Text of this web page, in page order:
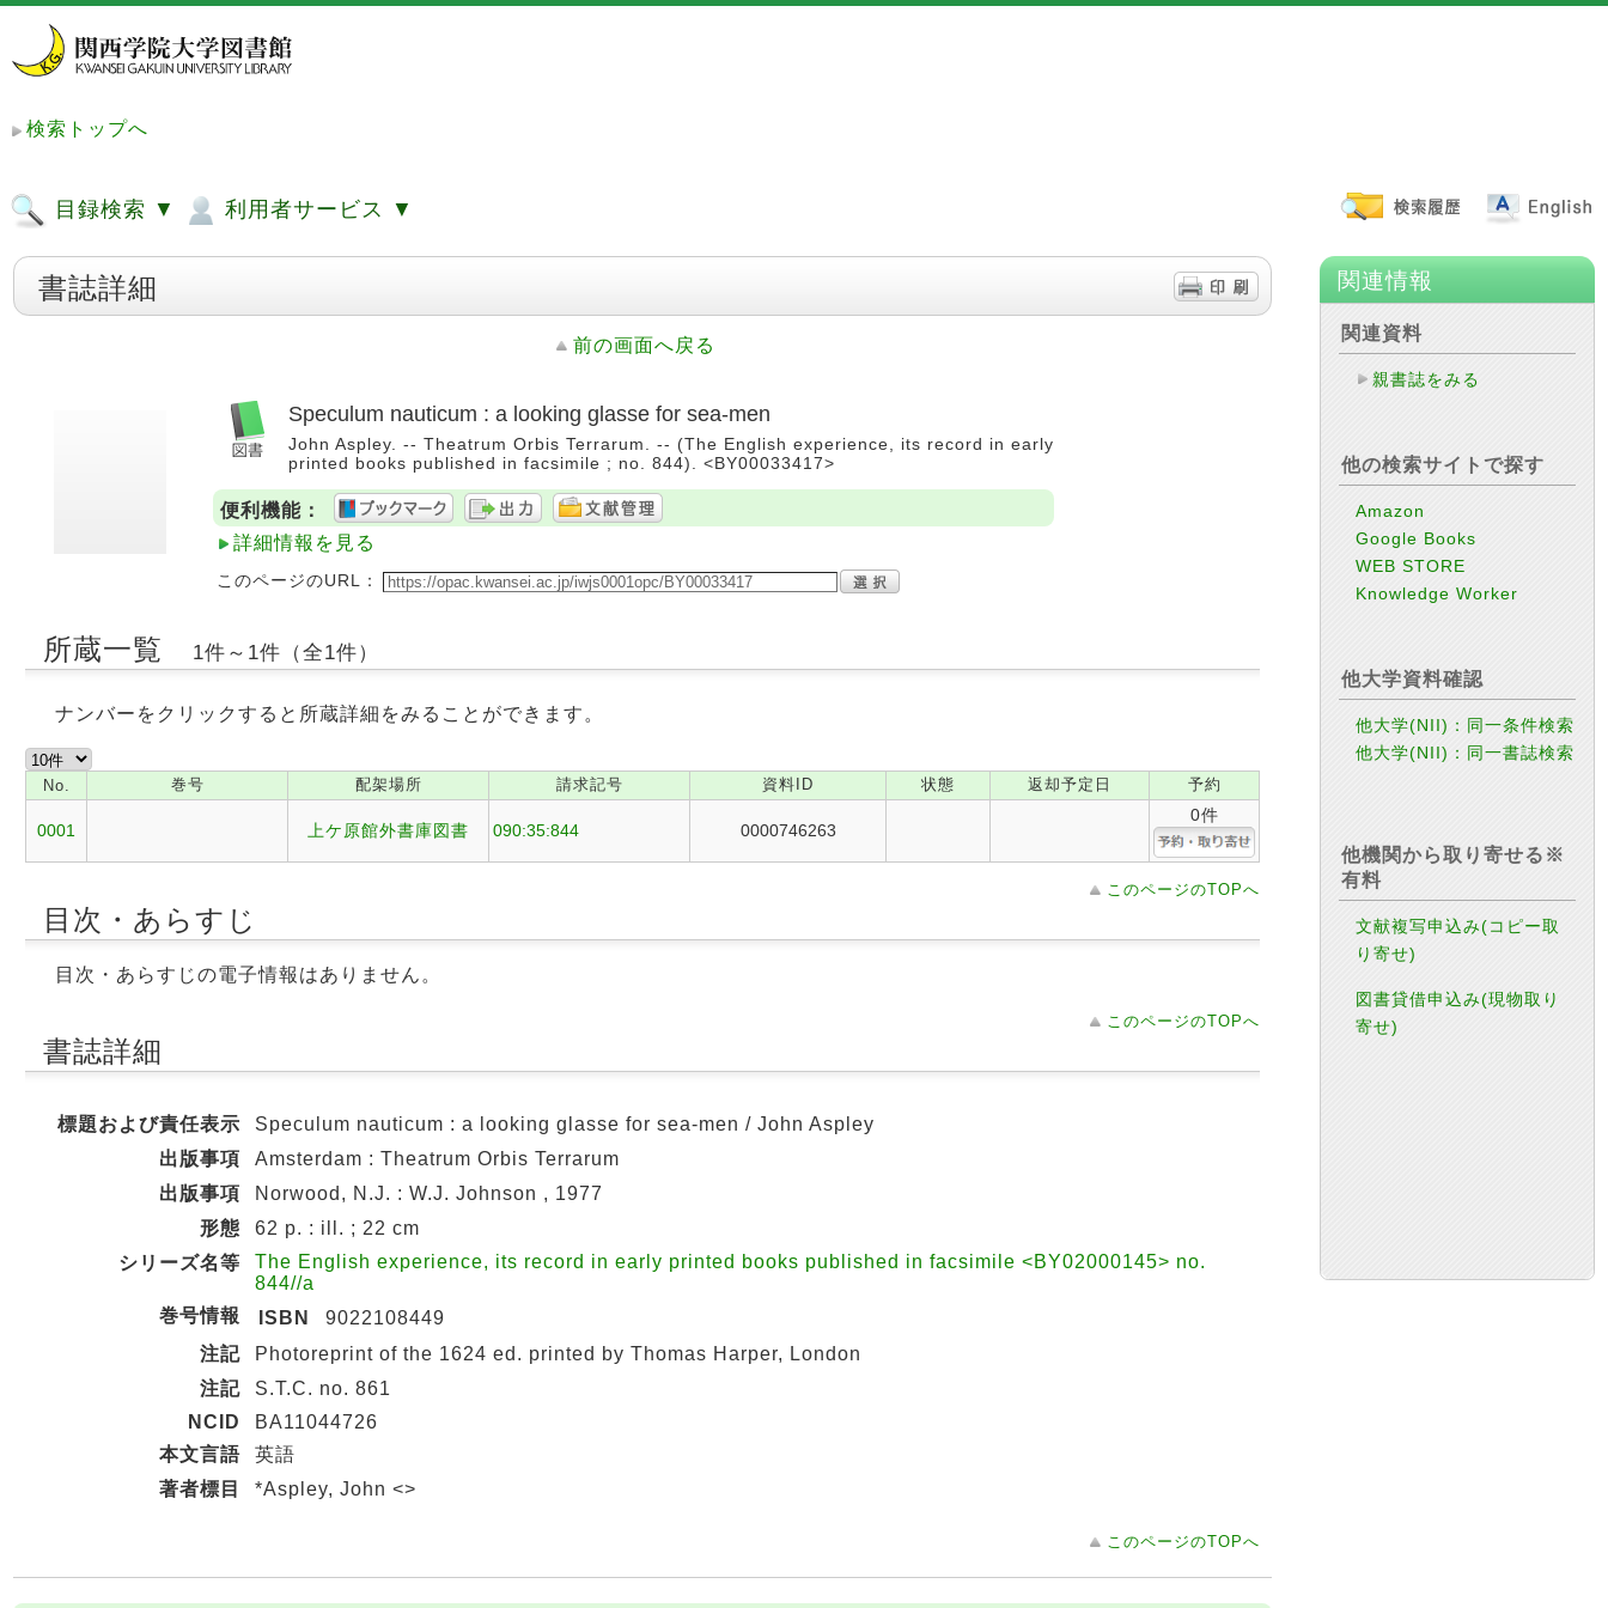
検索トップへ
目録検索 ▼ 利用者サービス ▼
書誌詳細
前の画面へ戻る
Speculum nauticum : a looking glasse for sea-men
John Aspley. -- Theatrum Orbis Terrarum. -- (The English experience, its record in early
printed books published in facsimile ; no. 844). <BY00033417>
便利機能：
詳細情報を見る
このページのURL：
所蔵一覧 1件～1件（全1件）
ナンバーをクリックすると所蔵詳細をみることができます。
No. 巻号 配架場所 請求記号 資料ID 状態 返却予定日 予約
0001 上ケ原館外書庫図書 090:35:844 0000746263
0件
このページのTOPへ
目次・あらすじ
目次・あらすじの電子情報はありません。
このページのTOPへ
書誌詳細
標題および責任表示
Speculum nauticum : a looking glasse for sea-men / John Aspley
出版事項
Amsterdam : Theatrum Orbis Terrarum
出版事項
Norwood, N.J. : W.J. Johnson , 1977
形態
62 p. : ill. ; 22 cm
シリーズ名等
The English experience, its record in early printed books published in facsimile <BY02000145> no.
844//a
巻号情報
ISBN
9022108449
注記
Photoreprint of the 1624 ed. printed by Thomas Harper, London
注記
S.T.C. no. 861
NCID
BA11044726
本文言語
英語
著者標目
*Aspley, John <>
このページのTOPへ
関連情報
関連資料
親書誌をみる
他の検索サイトで探す
Amazon
Google Books
WEB STORE
Knowledge Worker
他大学資料確認
他大学(NII)：同一条件検索
他大学(NII)：同一書誌検索
他機関から取り寄せる※
有料
文献複写申込み(コピー取
り寄せ)
図書貸借申込み(現物取り
寄せ)